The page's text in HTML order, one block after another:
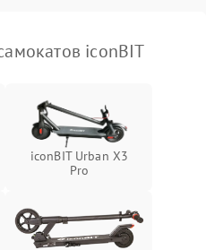
iconBIT
iconBIT Urban X3
Pro